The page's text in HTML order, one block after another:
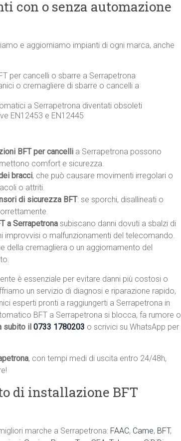
con o senza automazione
e aggiorniamo impianti di ogni marca, anche
per cancelli o sbarre a Serrapetrona
o cremagliere di sbarre o cancelli a
a Serrapetrona diventati obsoleti
EN12453 e EN12445
BFT per cancelli a Serrapetrona possono
comfort e sicurezza.
bracci, che può causare movimenti irregolari o
o attriti.
di sicurezza BFT: se sporchi, disallineati o
a Serrapetrona subiscano danni dovuti a sbalzi di
improvvisi o malfunzionamenti del telecomando.
della cremagliera o un aggiornamento del
è essenziale per evitare danni più costosi o
un servizio di diagnosi e riparazione rapido,
esperti pronti a raggiungerti a Serrapetrona in
BFT a Serrapetrona si blocca, fa rumore o
subito il 0733 1780203 o scrivici su WhatsApp per
, con tempi medi di uscita entro 24/48h,
di installazione BFT
marche a Serrapetrona: FAAC, Came, BFT,